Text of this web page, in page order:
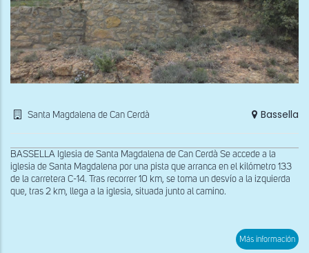
Santa Magdalena de Can Cerdà Bassella
BASSELLA Iglesia de Santa Magdalena de Can Cerdà Se accede a la
iglesia de Santa Magdalena por una pista que arranca en el kilómetro 133
de la carretera C-14. Tras recorrer 10 km, se toma un desvío a la izquierda
que, tras 2 km, llega a la iglesia, situada junto al camino.
Más información